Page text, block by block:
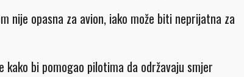
nije opasna za avion, iako može biti neprijatna za
bi pomogao pilotima da održavaju smjer